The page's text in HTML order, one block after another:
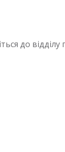
до відділу